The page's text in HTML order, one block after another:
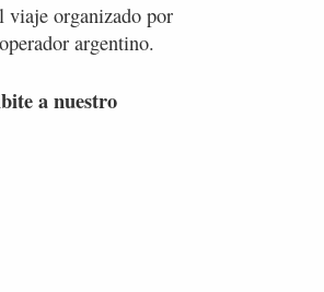
viaje organizado por
argentino.
a nuestro